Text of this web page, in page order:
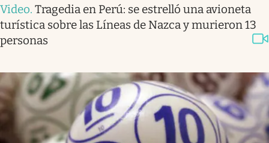
Video. Tragedia en Perú: se estrelló una avioneta
turística sobre las Líneas de Nazca y murieron 13
personas